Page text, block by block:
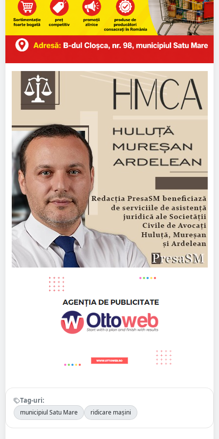
Tag-uri:
municipiul Satu Mare ridicare mașini